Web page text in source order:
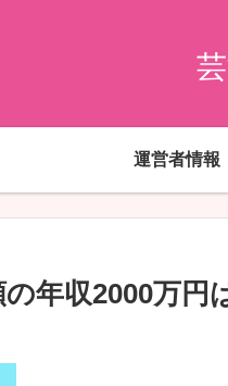
運営者情報
年収2000万円